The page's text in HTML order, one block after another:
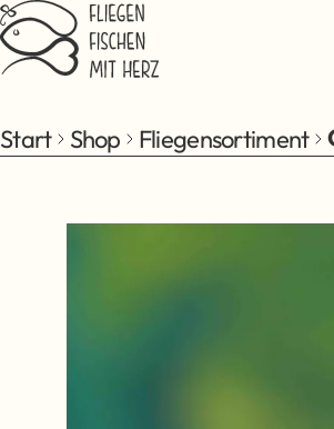
Zum Hauptinhalt springen
Start Shop Fliegensortiment